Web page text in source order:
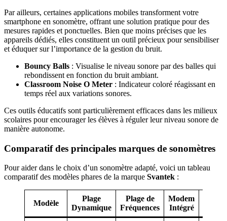
Par ailleurs, certaines applications mobiles transforment votre
smartphone en sonomètre, offrant une solution pratique pour des
mesures rapides et ponctuelles. Bien que moins précises que les
appareils dédiés, elles constituent un outil précieux pour sensibiliser
et éduquer sur l’importance de la gestion du bruit.
Bouncy Balls : Visualise le niveau sonore par des balles qui
rebondissent en fonction du bruit ambiant.
Classroom Noise O Meter : Indicateur coloré réagissant en
temps réel aux variations sonores.
Ces outils éducatifs sont particulièrement efficaces dans les milieux
scolaires pour encourager les élèves à réguler leur niveau sonore de
manière autonome.
Comparatif des principales marques de sonomètres
Pour aider dans le choix d’un sonomètre adapté, voici un tableau
comparatif des modèles phares de la marque Svantek :
Modèle
Plage
Dynamique
Plage de
Fréquences
Modem
Intégré